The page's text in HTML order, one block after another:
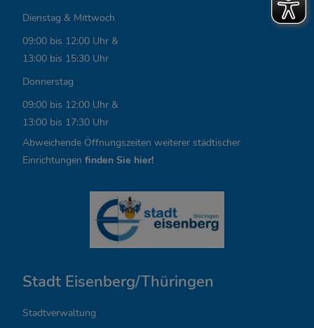
L
i
n
k
s
,
u
n
Dienstag & Mittwoch
09:00 bis 12:00 Uhr &
13:00 bis 15:30 Uhr
Donnerstag
09:00 bis 12:00 Uhr &
13:00 bis 17:30 Uhr
Abweichende Öffnungszeiten weiterer städtischer
Einrichtungen finden Sie hier!
Stadt Eisenberg/Thüringen
Stadtverwaltung